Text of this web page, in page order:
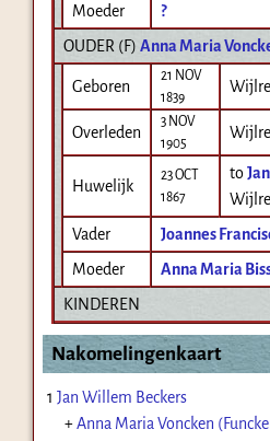
Moeder
?
OUDER (F) Anna Maria
Geboren
21 NOV
1839
Wijlre
Overleden
3 NOV
1905
Wijlre
Huwelijk
23 OCT
1867
to
Wijlre
Vader
Joannes
Moeder
Anna Maria
KINDEREN
Nakomelingenkaart
1 Jan Willem Beckers
+Anna Maria Voncken